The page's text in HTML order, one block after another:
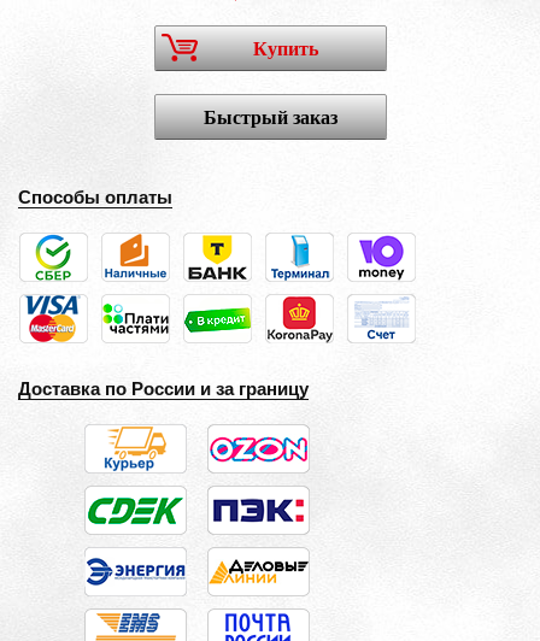
Купить
Быстрый заказ
Способы оплаты
Доставка по России и за границу